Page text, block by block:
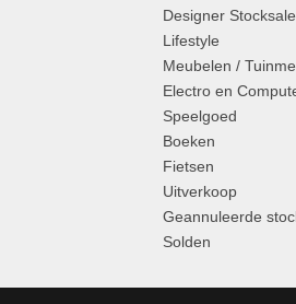
Designer
Lifestyle
Meubelen /
Electro en
Speelgoed
Boeken
Fietsen
Uitverkoop
Geannuleerde
Solden